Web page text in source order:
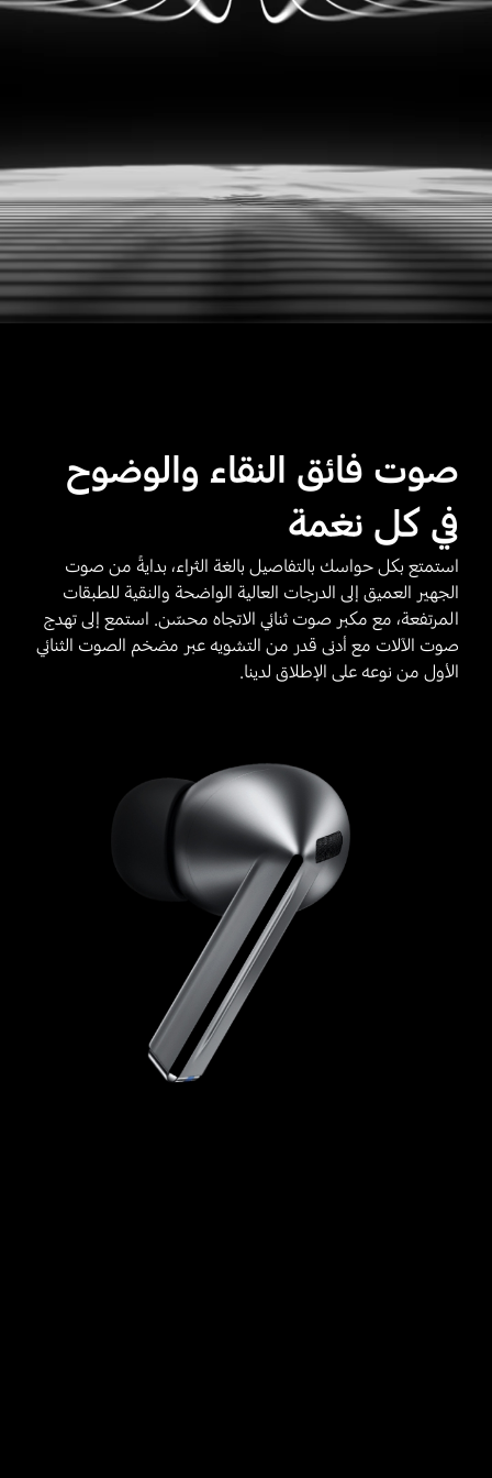
صوت فائق النقاء والوضوح
في كل نغمة
استمتع بكل حواسك بالتفاصيل بالغة الثراء، بدايةً من صوت
الجهير العميق إلى الدرجات العالية الواضحة والنقية للطبقات
المرتفعة، مع مكبر صوت ثنائي الاتجاه محسّن. استمع إلى تهدج
صوت الآلات مع أدنى قدر من التشويه عبر مضخم الصوت الثنائي
الأول من نوعه على الإطلاق لدينا.